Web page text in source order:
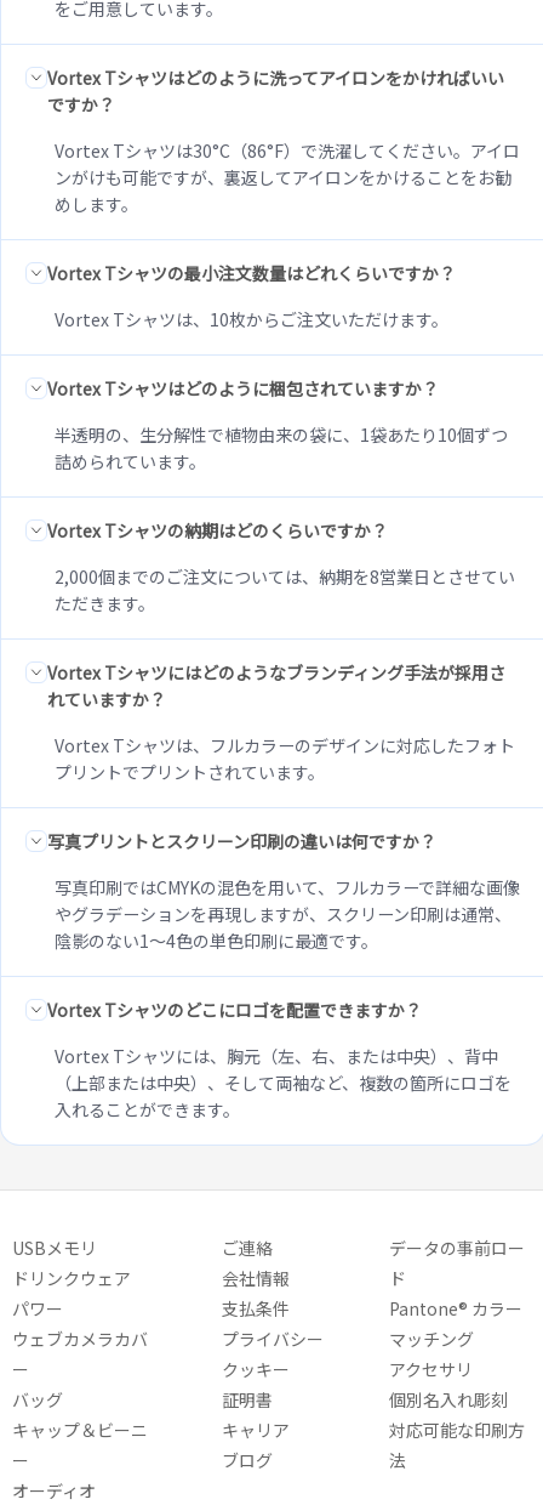
をご用意しています。
Vortex Tシャツはどのように洗ってアイロンをかければいい
ですか？
Vortex Tシャツは30°C（86°F）で洗濯してください。アイロ
ンがけも可能ですが、裏返してアイロンをかけることをお勧
めします。
Vortex Tシャツの最小注文数量はどれくらいですか？
Vortex Tシャツは、10枚からご注文いただけます。
Vortex Tシャツはどのように梱包されていますか？
半透明の、生分解性で植物由来の袋に、1袋あたり10個ずつ
詰められています。
Vortex Tシャツの納期はどのくらいですか？
2,000個までのご注文については、納期を8営業日とさせてい
ただきます。
Vortex Tシャツにはどのようなブランディング手法が採用さ
れていますか？
Vortex Tシャツは、フルカラーのデザインに対応したフォト
プリントでプリントされています。
写真プリントとスクリーン印刷の違いは何ですか？
写真印刷ではCMYKの混色を用いて、フルカラーで詳細な画像
やグラデーションを再現しますが、スクリーン印刷は通常、
陰影のない1～4色の単色印刷に最適です。
Vortex Tシャツのどこにロゴを配置できますか？
Vortex Tシャツには、胸元（左、右、または中央）、背中
（上部または中央）、そして両袖など、複数の箇所にロゴを
入れることができます。
USBメモリ
ドリンクウェア
パワー
ウェブカメラカバ
ー
バッグ
キャップ＆ビーニ
ー
オーディオ
ご連絡
会社情報
支払条件
プライバシー
クッキー
証明書
キャリア
ブログ
データの事前ロー
ド
Pantone® カラー
マッチング
アクセサリ
個別名入れ彫刻
対応可能な印刷方
法